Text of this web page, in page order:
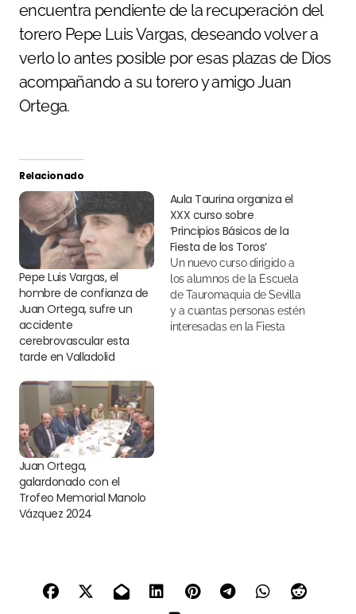
encuentra pendiente de la recuperación del
torero Pepe Luis Vargas, deseando volver a
verlo lo antes posible por esas plazas de Dios
acompañando a su torero y amigo Juan
Ortega.
Relacionado
Pepe Luis Vargas, el
hombre de confianza de
Juan Ortega, sufre un
accidente
cerebrovascular esta
tarde en Valladolid
Aula Taurina organiza el
XXX curso sobre
‘Principios Básicos de la
Fiesta de los Toros’
Un nuevo curso dirigido a
los alumnos de la Escuela
de Tauromaquia de Sevilla
y a cuantas personas estén
interesadas en la Fiesta
Juan Ortega,
galardonado con el
Trofeo Memorial Manolo
Vázquez 2024